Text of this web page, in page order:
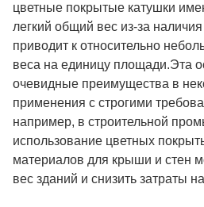
цветные покрытые катушки
легкий общий вес из-за
приводит к относительно
веса на единицу площади.Эта
очевидные преимущества в
применения с строгими
например, в строительной
использование цветных
материалов для крыши и стен
вес зданий и снизить затраты